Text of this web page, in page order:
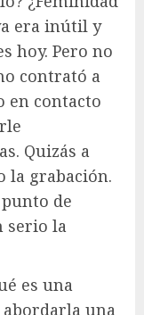
era inútil y
hoy. Pero no
contrató a
en contacto
Quizás a
la grabación.
de
serio la
es una
una